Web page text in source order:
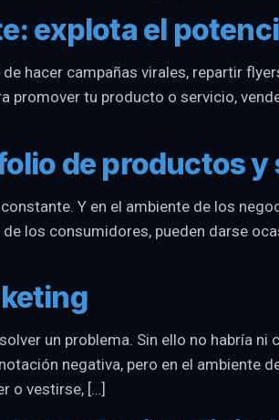
explota el
hacer campañas virales, repartir
tu producto o servicio,
de productos
Y en el ambiente de los
los consumidores, pueden darse
un problema. Sin ello no habría
negativa, pero en el ambiente
o vestirse, […]